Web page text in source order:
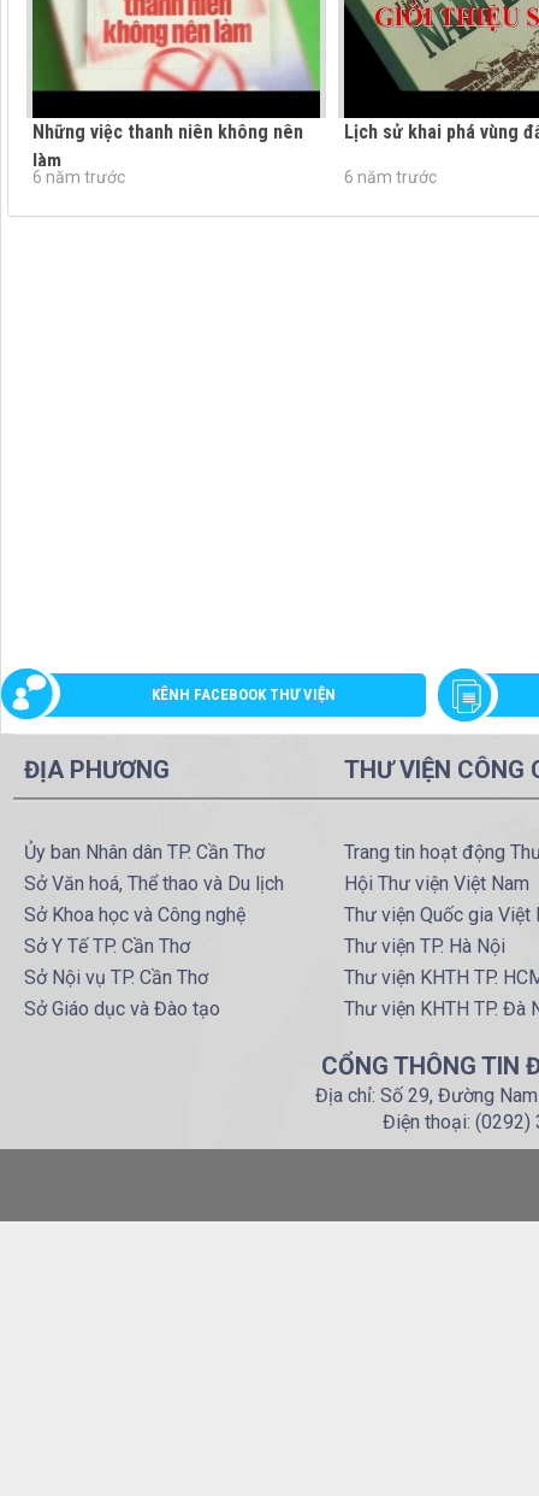
Những việc thanh niên không nên
làm
6 năm trước
Lịch sử khai phá vùng
6 năm trước
KÊNH FACEBOOK THƯ VIỆN
ĐỊA PHƯƠNG
Ủy ban Nhân dân TP. Cần Thơ
Sở Văn hoá, Thể thao và Du lịch
Sở Khoa học và Công nghệ
Sở Y Tế TP. Cần Thơ
Sở Nội vụ TP. Cần Thơ
Sở Giáo dục và Đào tạo
THƯ VIỆN CÔNG
Trang tin hoạt động
Hội Thư viện Việt Nam
Thư viện Quốc gia Việt
Thư viện TP. Hà Nội
Thư viện KHTH TP.
Thư viện KHTH TP. Đà
CỔNG THÔNG TIN
Địa chỉ: Số 29, Đường
Điện thoại: (0292)